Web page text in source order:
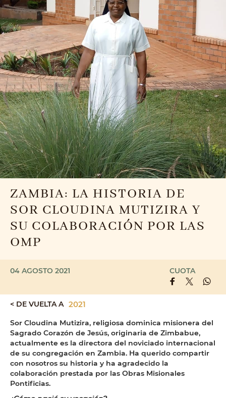
ZAMBIA: LA HISTORIA DE
SOR CLOUDINA MUTIZIRA Y
SU COLABORACIÓN POR LAS
OMP
04 AGOSTO 2021 CUOTA
< DE VUELTA A 2021
Sor Cloudina Mutizira, religiosa dominica misionera del
Sagrado Corazón de Jesús, originaria de Zimbabue,
actualmente es la directora del noviciado internacional
de su congregación en Zambia. Ha querido compartir
con nosotros su historia y ha agradecido la
colaboración prestada por las Obras Misionales
Pontificias.